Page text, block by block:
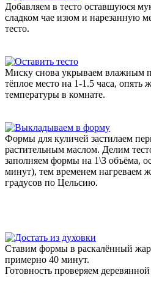
Добавляем в тесто оставшуюся
сладком чае изюм и нарезанную
тесто.
Миску снова укрываем влажным
тёплое место на 1-1.5 часа, опять
температуры в комнате.
Формы для куличей застилаем
растительным маслом. Делим
заполняем формы на 1\3 объёма,
минут), тем временем нагреваем
градусов по Цельсию.
Ставим формы в раскалённый
примерно 40 минут.
Готовность проверяем